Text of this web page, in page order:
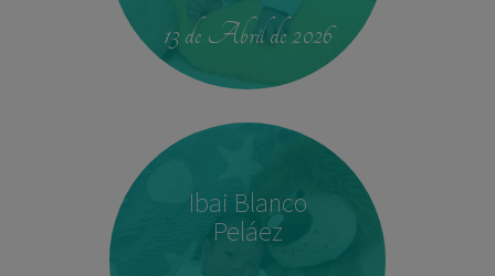
13 de Abril de 2026
Ibai Blanco
Peláez